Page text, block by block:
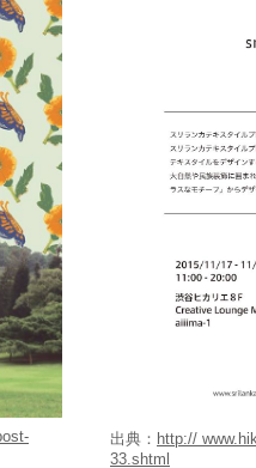
出典： http://
33.shtml